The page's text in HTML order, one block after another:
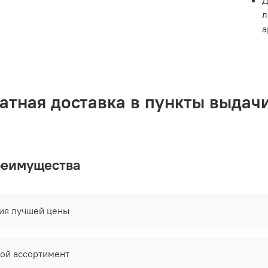
-
-
доставка в пункты
лучшей цены
ассортимент